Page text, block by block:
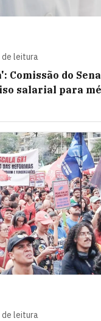
de leitura
Comissão do
salarial para
de leitura